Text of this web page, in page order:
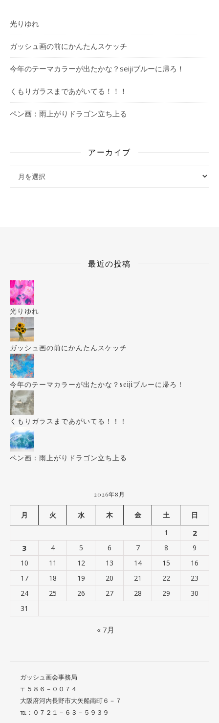
光りゆれ
ガッシュ画の前にかんたんスケッチ
今年のテーマカラーが出たかな？seijiブルーに帰ろ！
くもりガラスまであがいてる！！！
ペン画：雨上がりドラゴン立ち上る
アーカイブ
最近の投稿
光りゆれ
ガッシュ画の前にかんたんスケッチ
今年のテーマカラーが出たかな？seijiブルーに帰ろ！
くもりガラスまであがいてる！！！
ペン画：雨上がりドラゴン立ち上る
2026年8月
月 火 水 木 金 土
日
1
2
3
4 5 6 7 8
9
10
11 12 13 14 15
16
17
18 19 20 21 22
23
24
25 26 27 28 29
30
31
« 7月
ガッシュ画会事務局
〒５８６－００７４
大阪府河内長野市大矢船南町６－７
℡：０７２１－６３－５９３９